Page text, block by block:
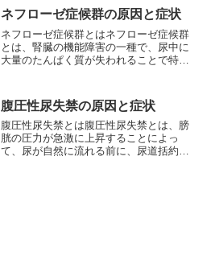
す。急性腎炎の症状には、発熱、腰痛、
頻尿、尿の変色（濁ったり...
ネフローゼ症候群の原因と症状
ネフローゼ症候群とはネフローゼ症候群
とは、腎臓の機能障害の一種で、尿中に
大量のたんぱく質が失われることで特徴
質の増加などが見られます。ネフローゼ
症候群は、腎臓の機能に影...
腹圧性尿失禁の原因と症状
腹圧性尿失禁とは腹圧性尿失禁とは、膀
胱の圧力が急激に上昇することによっ
て、尿が自然に流れる前に、尿道括約筋